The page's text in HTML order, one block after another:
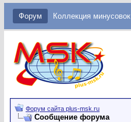
Форум Коллекция минусовок
Форум сайта plus-msk.ru
Сообщение форума